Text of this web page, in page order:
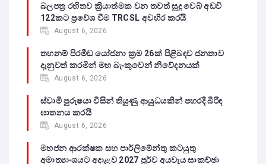
බලපත්‍ර රහිතව ක්‍රියාත්මක වන තවත් සූදු වෙබ් අඩවි
122කට ප්‍රවේශ වීම TRCSL අවහිර කරයි
August 6, 2026
තහනම් පිරමීඩ යෝජනා ක්‍රම 26ක් පිළිබඳව ජනතාව
දැනුවත් කරමින් මහ බැංකුවෙන් නිවේදනයක්
August 6, 2026
ස්වාමි පුරුෂයා විසින් තියුණු ආයුධයකින් පහරදී බිරිඳ
ඝාතනය කරයි
August 6, 2026
මහජන ආරක්ෂක සහ පාර්ලිමේන්තු කටයුතු
අමාත්‍යාංශයට අදාළව 2027 පූර්ව අයවැය සාකච්ඡා